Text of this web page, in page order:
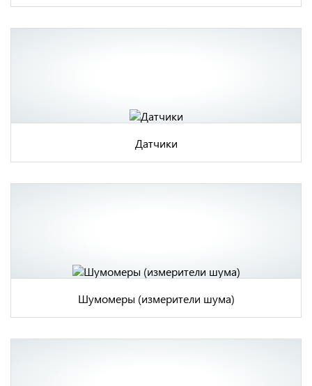
Датчики
Шумомеры (измерители шума)